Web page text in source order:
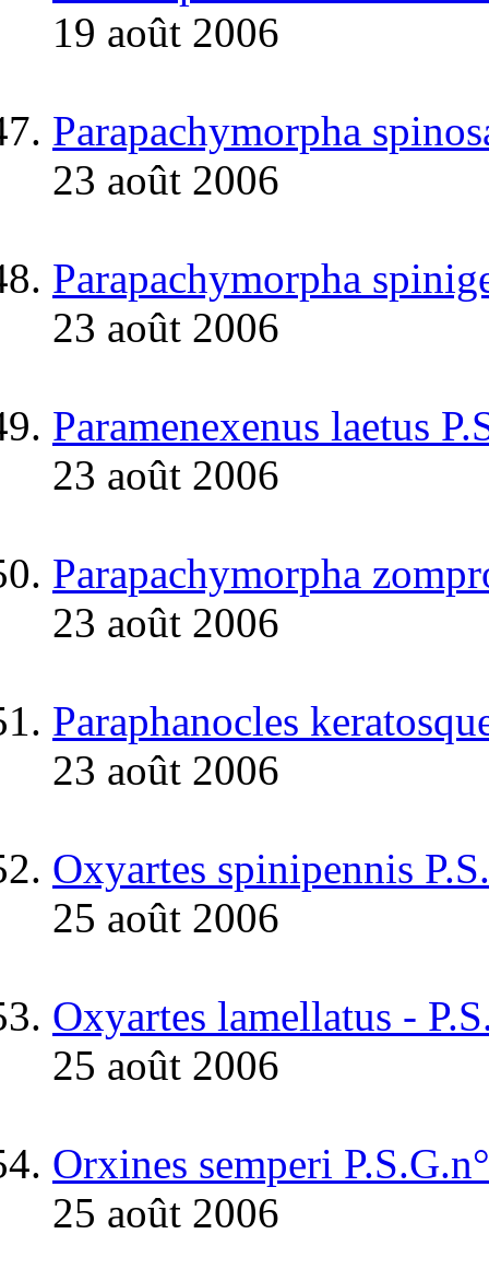
19 août 2006
Parapachymorpha
23 août 2006
Parapachymorpha
23 août 2006
Paramenexenus laetus
23 août 2006
Parapachymorpha
23 août 2006
Paraphanocles
23 août 2006
Oxyartes spinipennis
25 août 2006
Oxyartes lamellatus -
25 août 2006
Orxines semperi
25 août 2006